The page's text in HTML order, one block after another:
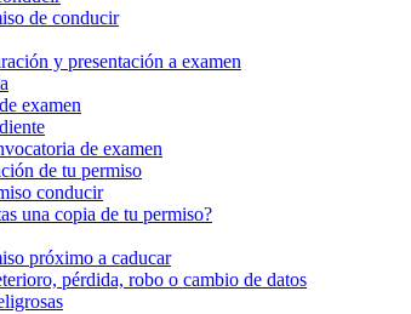
de conducir
y presentación a examen
examen
de examen
de tu permiso
conducir
una copia de tu permiso?
próximo a caducar
pérdida, robo o cambio de datos